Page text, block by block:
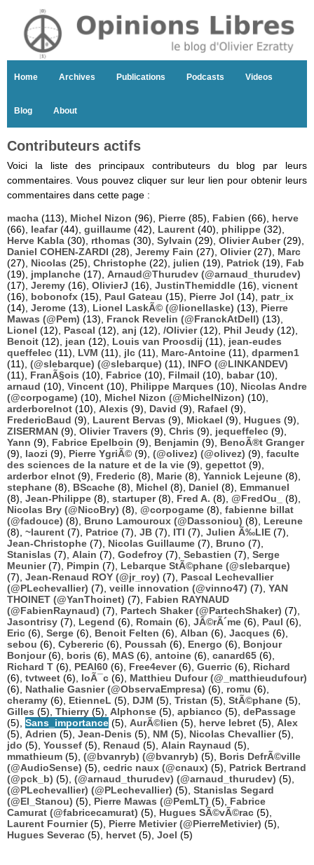
Home Archives Publications Podcasts Videos
Blog About
Contributeurs actifs
Voici la liste des principaux contributeurs du blog par leurs
commentaires. Vous pouvez cliquer sur leur lien pour obtenir leurs
commentaires dans cette page :
macha (113), Michel Nizon (96), Pierre (85), Fabien (66), herve
(66), leafar(44), guillaume (42), Laurent (40), philippe (32),
Herve Kabla (30), rthomas (30), Sylvain (29), Olivier Auber(29),
Daniel COHEN-ZARDI (28), Jeremy Fain (27), Olivier(27), Marc
(27), Nicolas (25), Christophe (22), julien (19), Patrick (19), Fab
(19), jmplanche (17), Arnaud@Thurudev (@arnaud_thurudev)
(17), Jeremy (16), OlivierJ (16), JustinThemiddle (16), vicnent
(16), bobonofx (15), Paul Gateau (15), Pierre Jol (14), patr_ix
(14), Jerome (13), Lionel LaskÃ© (@lionellaske) (13), Pierre
Mawas (@Pem) (13), Franck Revelin (@FranckAtDell) (13),
Lionel (12), Pascal (12), anj (12), /Olivier(12), Phil Jeudy (12),
Benoit (12), jean (12), Louis van Proosdij (11), jean-eudes
queffelec (11), LVM (11), jlc (11), Marc-Antoine (11), dparmen1
(11), (@slebarque) (@slebarque) (11), INFO (@LINKANDEV)
(11), FranÃ§ois (10), Fabrice (10), Filmail (10), babar(10),
arnaud (10), Vincent (10), Philippe Marques (10), Nicolas Andre
(@corpogame) (10), Michel Nizon (@MichelNizon) (10),
arderborelnot (10), Alexis (9), David (9), Rafael (9),
FredericBaud (9), Laurent Bervas (9), Mickael (9), Hugues (9),
ZISERMAN (9), Olivier Travers (9), Chris (9), jequeffelec (9),
Yann (9), Fabrice Epelboin (9), Benjamin (9), BenoÃ®t Granger
(9), laozi (9), Pierre YgriÃ© (9), (@olivez) (@olivez) (9), faculte
des sciences de la nature et de la vie (9), gepettot (9),
arderbor elnot (9), Frederic (8), Marie (8), Yannick Lejeune (8),
stephane (8), BScache (8), Michel (8), Daniel (8), Emmanuel
(8), Jean-Philippe (8), startuper(8), Fred A. (8), @FredOu_
(8),
Nicolas Bry (@NicoBry) (8), @corpogame (8), fabienne billat
(@fadouce) (8), Bruno Lamouroux (@Dassoniou) (8), Lereune
(8), ~laurent (7), Patrice (7), JB (7), ITI (7), Julien Ã‰LIE (7),
Jean-Christophe (7), Nicolas Guillaume (7), Bruno (7),
Stanislas (7), Alain (7), Godefroy (7), Sebastien (7), Serge
Meunier(7), Pimpin (7), Lebarque StÃ©phane (@slebarque)
(7), Jean-Renaud ROY (@jr_roy) (7), Pascal Lechevallier
(@PLechevallier) (7), veille innovation (@vinno47) (7), YAN
THOINET (@YanThoinet) (7), Fabien RAYNAUD
(@FabienRaynaud) (7), Partech Shaker (@PartechShaker) (7),
Jasontrisy (7), Legend (6), Romain (6), JÃ©rÃ´me (6), Paul (6),
Eric (6), Serge (6), Benoit Felten (6), Alban (6), Jacques (6),
sebou (6), Cybereric (6), Poussah (6), Energo (6), Bonjour
Bonjour(6), boris (6), MAS (6), antoine (6), canard65 (6),
Richard T (6), PEAI60 (6), Free4ever(6), Guerric (6), Richard
(6), tvtweet (6), loÃ¯c (6), Matthieu Dufour (@_matthieudufour)
(6), Nathalie Gasnier (@ObservaEmpresa) (6), romu (6),
cheramy (6), EtienneL (5), DJM (5), Tristan (5), StÃ©phane (5),
Gilles (5), Thierry (5), Alphonse (5), apbianco (5), dePassage
(5), Sans_importance (5), AurÃ©lien (5), herve lebret (5), Alex
(5), Adrien (5), Jean-Denis (5), NM (5), Nicolas Chevallier(5),
jdo (5), Youssef (5), Renaud (5), Alain Raynaud (5),
mmathieum (5), (@bvanryb) (@bvanryb) (5), Boris DefrÃ©ville
(@AudioSense) (5), cedric naux (@cnaux) (5), Patrick Bertrand
(@pck_b) (5), (@arnaud_thurudev) (@arnaud_thurudev) (5),
(@PLechevallier) (@PLechevallier) (5), Stanislas Segard
(@El_Stanou) (5), Pierre Mawas (@PemLT) (5), Fabrice
Camurat (@fabricecamurat) (5), Hugues SÃ©vÃ©rac (5),
Laurent Fournier(5), Pierre Metivier (@PierreMetivier) (5),
Hugues Severac (5), hervet (5), Joel (5)